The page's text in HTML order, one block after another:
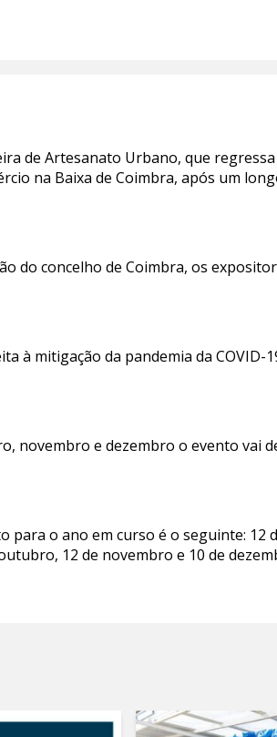
de Artesanato Urbano, que
na Baixa de Coimbra, após um
do concelho de Coimbra, os
à mitigação da pandemia da COVID-
novembro e dezembro o evento vai
para o ano em curso é o seguinte: 12
12 de novembro e 10 de